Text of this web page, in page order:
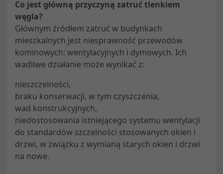
Co jest główną przyczyną zatruć tlenkiem
węgla?
Głównym źródłem zatruć w budynkach
mieszkalnych jest niesprawność przewodów
kominowych: wentylacyjnych i dymowych. Ich
wadliwe działanie może wynikać z:
nieszczelności,
braku konserwacji, w tym czyszczenia,
wad konstrukcyjnych,
niedostosowania istniejącego systemu wentylacji
do standardów szczelności stosowanych okien i
drzwi, w związku z wymianą starych okien i drzwi
na nowe.